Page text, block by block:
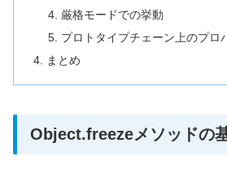
厳格モードでの挙動
プロトタイプチェーン上のプロ
まとめ
Object.freezeメソッドの